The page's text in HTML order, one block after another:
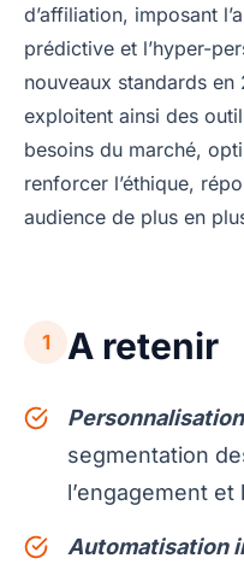
d’affiliation, imposant
prédictive et l’hyper-
nouveaux standards
exploitent ainsi des
besoins du marché,
renforcer l’éthique,
audience de plus en
1 A retenir
segmentation
l’engagement
Automatisation